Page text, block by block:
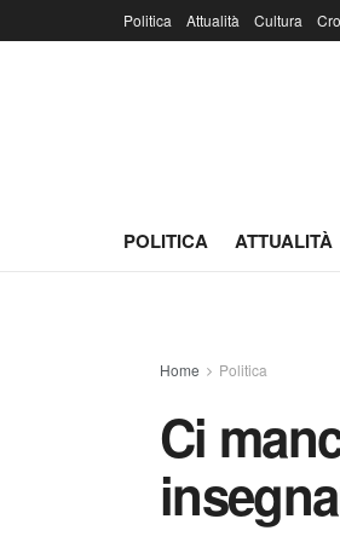
Politica Attualità Cultura
POLITICA ATTUALITÀ
Home Politica
Ci